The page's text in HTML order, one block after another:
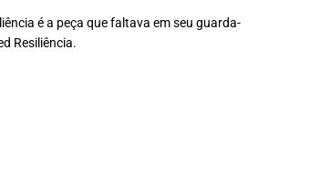
é a peça que faltava em seu guarda-
Resiliência.